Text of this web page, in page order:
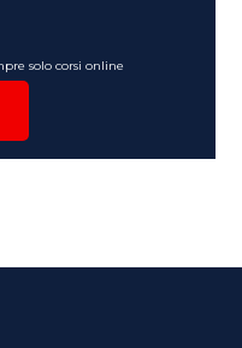
solo corsi online